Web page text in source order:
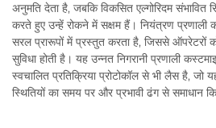
अनुमति देता है, जबकि विकसित एल्गोरिदम संभावित
करते हुए उन्हें रोकने में सक्षम हैं। नियंत्रण
सरल प्रारूपों में प्रस्तुत करता है, जिससे ऑपरेटरों
सुविधा होती है। यह उन्नत निगरानी प्रणाली
स्वचालित प्रतिक्रिया प्रोटोकॉल से भी लैस है, जो
स्थितियों का समय पर और प्रभावी ढंग से समाधान